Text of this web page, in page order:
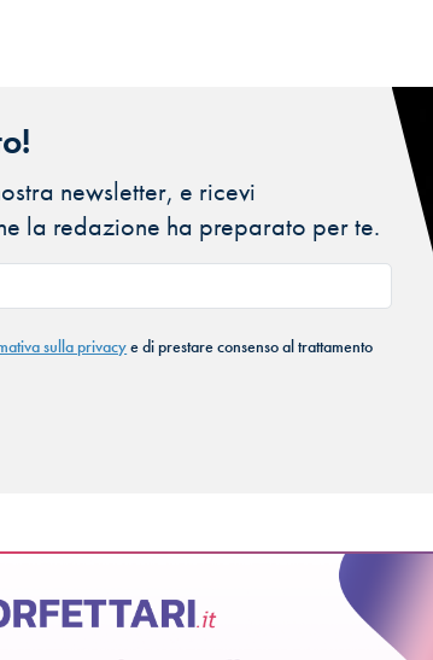
newsletter, e ricevi
la redazione ha preparato per te.
sulla privacye di prestare consenso al trattamento